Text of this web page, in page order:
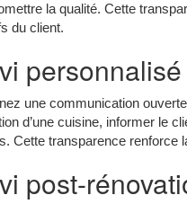
la qualité. Cette
du client.
une communication
d’une cuisine, informer le
Cette transparence renforce
post-